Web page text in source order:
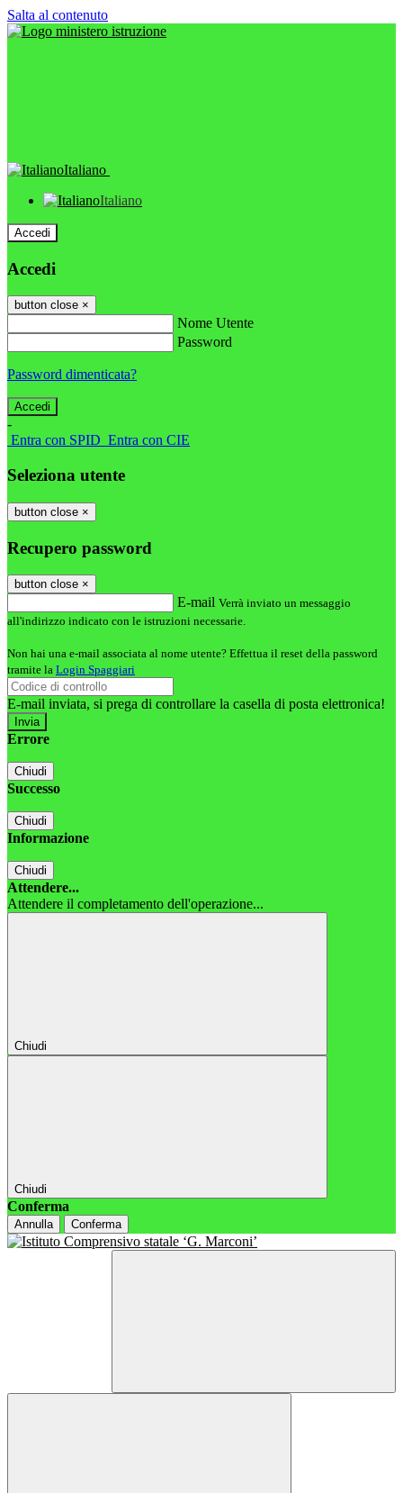
Salta al contenuto
Italiano
Italiano
Accedi
Accedi
button close ×
Nome Utente
Password
Password dimenticata?
-
Entra con SPID Entra con CIE
Seleziona utente
button close ×
Recupero password
button close ×
E-mail Verrà inviato un messaggio
all'indirizzo indicato con le istruzioni necessarie.
Non hai una e-mail associata al nome utente? Effettua il reset della password
tramite la Login Spaggiari
E-mail inviata, si prega di controllare la casella di posta elettronica!
Errore
Chiudi
Successo
Chiudi
Informazione
Chiudi
Attendere...
Attendere il completamento dell'operazione...
Chiudi
Chiudi
Conferma
Annulla Conferma